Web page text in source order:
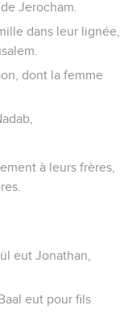
Jerocham.
dans leur lignée,
dont la femme
à leurs frères,
eut Jonathan,
eut pour fils